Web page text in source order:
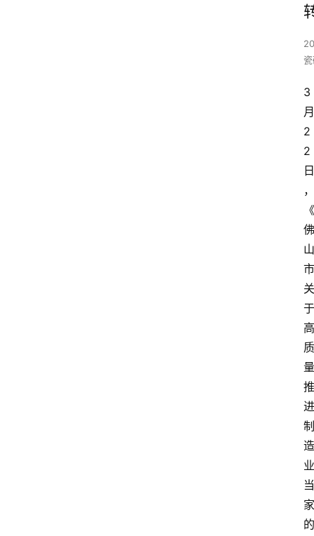
3
月
2
2
日
，
《
佛
山
市
关
于
高
质
量
推
进
制
造
业
当
家
的